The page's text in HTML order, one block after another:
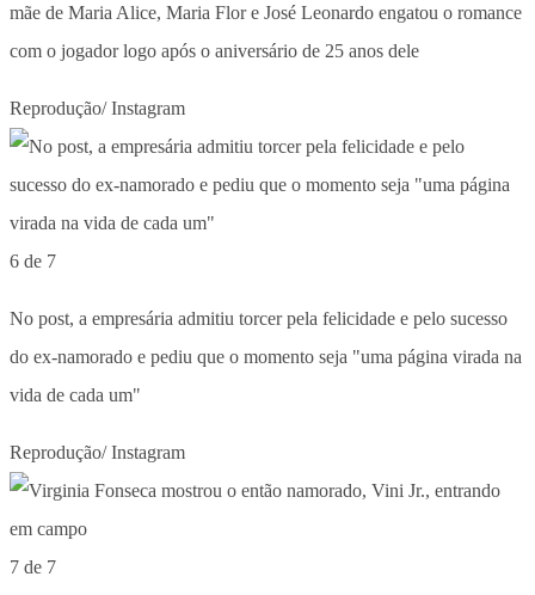
mãe de Maria Alice, Maria Flor e José Leonardo engatou o romance
com o jogador logo após o aniversário de 25 anos dele
Reprodução/ Instagram
6 de 7
No post, a empresária admitiu torcer pela felicidade e pelo sucesso
do ex-namorado e pediu que o momento seja "uma página virada na
vida de cada um"
Reprodução/ Instagram
7 de 7